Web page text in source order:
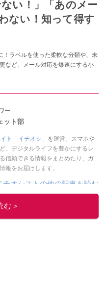
い！」「あのメー
ない！知って得す
！ラベルを使った柔軟な分類や、未
など、メール対応を爆速にする小
ー
ット部
ト「イチオシ」 を運営。スマホや
、デジタルライフを豊かにするレ
信頼できる情報をまとめたり、ガ
報をお届けします。
チオシストの他の記事を読む
む＞